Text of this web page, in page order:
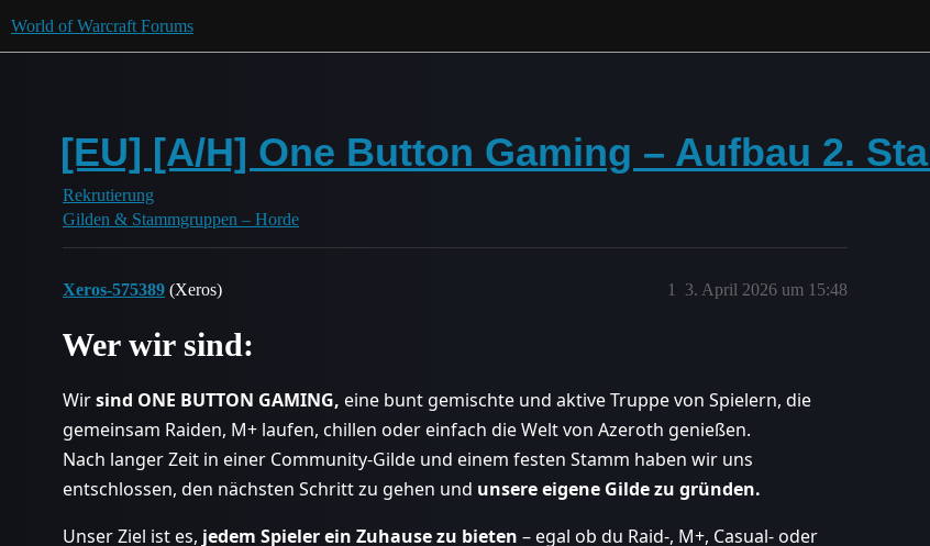
World of Warcraft Forums
[EU] [A/H] One Button Gaming – Aufbau 2.
Rekrutierung
Gilden & Stammgruppen – Horde
Xeros-575389 (Xeros) 3. April 2026 um 15:48
1
Wer wir sind:
Wirsind ONE BUTTON GAMING, eine bunt gemischte und aktive Truppe von Spielern, die
gemeinsam Raiden, M+ laufen, chillen oder einfach die Welt von Azeroth genießen.
Nach langer Zeit in einer Community-Gilde und einem festen Stamm haben wir uns
entschlossen, den nächsten Schritt zu gehen und unsere eigene Gilde zu gründen.
Unser Ziel ist es, jedem Spieler ein Zuhause zu bieten – egal ob du Raid-, M+, Casual- oder